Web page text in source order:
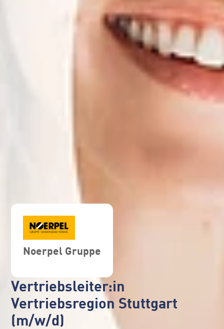
Noerpel Gruppe
Vertriebsleiter:in
Vertriebsregion Stuttgart
(m/w/d)